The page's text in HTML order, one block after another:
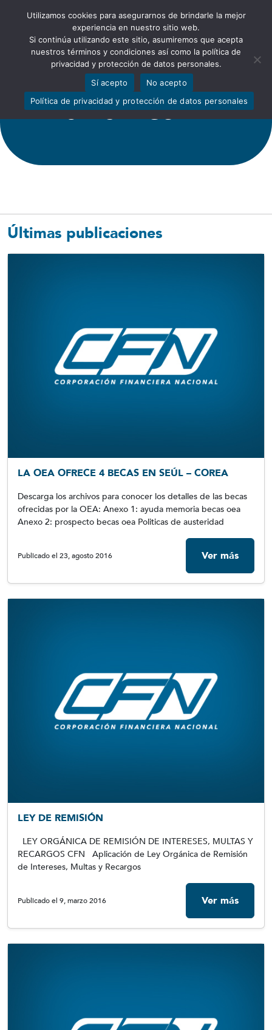
Abrir barra de herramientas
SIN CATEGORÍA
Últimas publicaciones
LA OEA OFRECE 4 BECAS EN SEÚL – COREA
Descarga los archivos para conocer los detalles de las becas
ofrecidas por la OEA: Anexo 1: ayuda memoria becas oea
Anexo 2: prospecto becas oea Politicas de austeridad
Publicado el 23, agosto 2016 Ver más
LEY DE REMISIÓN
LEY ORGÁNICA DE REMISIÓN DE INTERESES, MULTAS Y
RECARGOS CFN Aplicación de Ley Orgánica de Remisión
de Intereses, Multas y Recargos
Publicado el 9, marzo 2016 Ver más
Utilizamos cookies para asegurarnos de brindarle la mejor
experiencia en nuestro sitio web.
Si continúa utilizando este sitio, asumiremos que acepta
nuestros términos y condiciones así como la política de
privacidad y protección de datos personales.
Sí acepto
No acepto
Política de privacidad y protección de datos personales